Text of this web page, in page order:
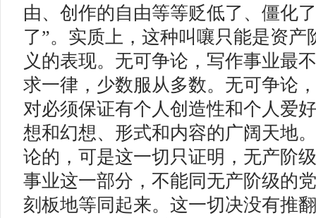
由、创作的自由等等贬低了、僵化
了”。实质上，这种叫嚷只能是资产
义的表现。无可争论，写作事业最
求一律，少数服从多数。无可争论
对必须保证有个人创造性和个人爱
想和幻想、形式和内容的广阔天地
论的，可是这一切只证明，无产阶
事业这一部分，不能同无产阶级的
刻板地等同起来。这一切决没有推